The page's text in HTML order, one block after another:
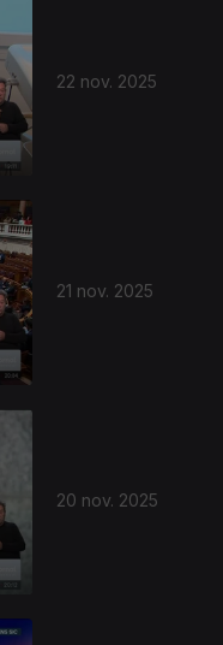
22 nov. 2025
21 nov. 2025
20 nov. 2025